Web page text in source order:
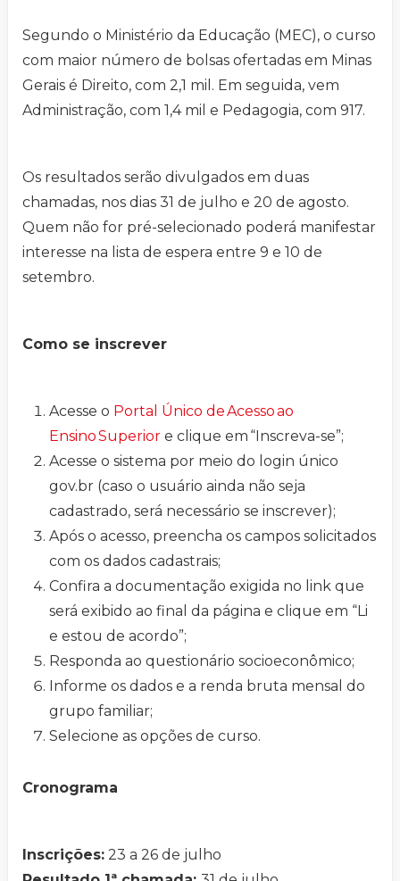
Segundo o Ministério da Educação (MEC), o curso
com maior número de bolsas ofertadas em Minas
Gerais é Direito, com 2,1 mil. Em seguida, vem
Administração, com 1,4 mil e Pedagogia, com 917.
Os resultados serão divulgados em duas
chamadas, nos dias 31 de julho e 20 de agosto.
Quem não for pré-selecionado poderá manifestar
interesse na lista de espera entre 9 e 10 de
setembro.
Como se inscrever
Acesse o Portal Único de Acesso ao
Ensino Superior e clique em “Inscreva-se”;
Acesse o sistema por meio do login único
gov.br (caso o usuário ainda não seja
cadastrado, será necessário se inscrever);
Após o acesso, preencha os campos solicitados
com os dados cadastrais;
Confira a documentação exigida no link que
será exibido ao final da página e clique em “Li
e estou de acordo”;
Responda ao questionário socioeconômico;
Informe os dados e a renda bruta mensal do
grupo familiar;
Selecione as opções de curso.
Cronograma
Inscrições: 23 a 26 de julho